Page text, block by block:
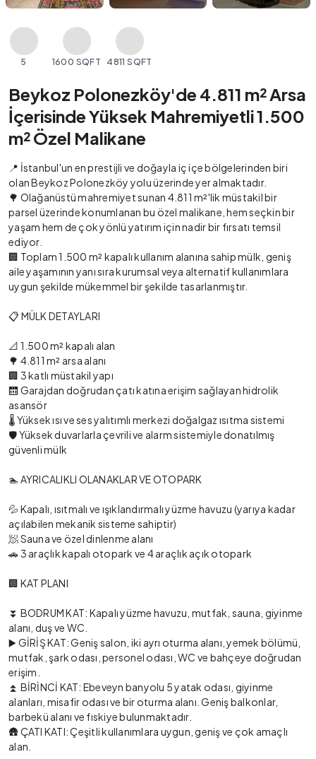
5 1600 SQFT 4811 SQFT
Beykoz Polonezköy'de 4.811 m² Arsa
İçerisinde Yüksek Mahremiyetli 1.500
m² Özel Malikane
📍 İstanbul'un en prestijli ve doğayla iç içe bölgelerinden biri
olan Beykoz Polonezköy yolu üzerinde yer almaktadır.
🌳 Olağanüstü mahremiyet sunan 4.811 m²'lik müstakil bir
parsel üzerinde konumlanan bu özel malikane, hem seçkin bir
yaşam hem de çok yönlü yatırım için nadir bir fırsatı temsil
ediyor.
🏢 Toplam 1.500 m² kapalı kullanım alanına sahip mülk, geniş
aile yaşamının yanı sıra kurumsal veya alternatif kullanımlara
uygun şekilde mükemmel bir şekilde tasarlanmıştır.
📋 MÜLK DETAYLARI
📐 1.500 m² kapalı alan
🌳 4.811 m² arsa alanı
🏢 3 katlı müstakil yapı
🛗 Garajdan doğrudan çatı katına erişim sağlayan hidrolik
asansör
🌡️ Yüksek ısı ve ses yalıtımlı merkezi doğalgaz ısıtma sistemi
🛡️ Yüksek duvarlarla çevrili ve alarm sistemiyle donatılmış
güvenli mülk
🏊 AYRICALIKLI OLANAKLAR VE OTOPARK
💦 Kapalı, ısıtmalı ve ışıklandırmalı yüzme havuzu (yarıya kadar
açılabilen mekanik sisteme sahiptir)
🧖 Sauna ve özel dinlenme alanı
🚗 3 araçlık kapalı otopark ve 4 araçlık açık otopark
🏢 KAT PLANI
⏬ BODRUM KAT: Kapalı yüzme havuzu, mutfak, sauna, giyinme
alanı, duş ve WC.
▶️ GİRİŞ KAT: Geniş salon, iki ayrı oturma alanı, yemek bölümü,
mutfak, şark odası, personel odası, WC ve bahçeye doğrudan
erişim.
⏫ BİRİNCİ KAT: Ebeveyn banyolu 5 yatak odası, giyinme
alanları, misafir odası ve bir oturma alanı. Geniş balkonlar,
barbekü alanı ve fıskiye bulunmaktadır.
🛖 ÇATI KATI: Çeşitli kullanımlara uygun, geniş ve çok amaçlı
alan.